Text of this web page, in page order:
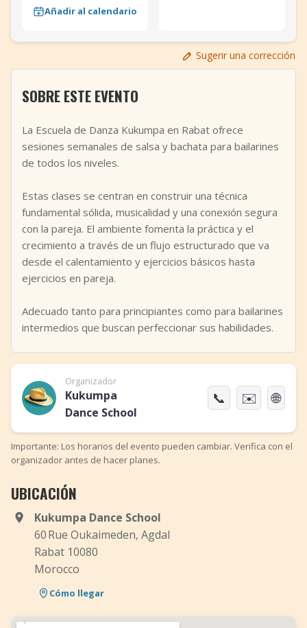
Añadir al calendario
Sugerir una corrección
SOBRE ESTE EVENTO
La Escuela de Danza Kukumpa en Rabat ofrece
sesiones semanales de salsa y bachata para bailarines
de todos los niveles.
Estas clases se centran en construir una técnica
fundamental sólida, musicalidad y una conexión segura
con la pareja. El ambiente fomenta la práctica y el
crecimiento a través de un flujo estructurado que va
desde el calentamiento y ejercicios básicos hasta
ejercicios en pareja.
Adecuado tanto para principiantes como para bailarines
intermedios que buscan perfeccionar sus habilidades.
Organizador
Kukumpa
Dance School
📞 ✉️ 🌐
Importante: Los horarios del evento pueden cambiar. Verifica con el
organizador antes de hacer planes.
UBICACIÓN
Kukumpa Dance School
60 Rue Oukaimeden, Agdal
Rabat 10080
Morocco
Cómo llegar